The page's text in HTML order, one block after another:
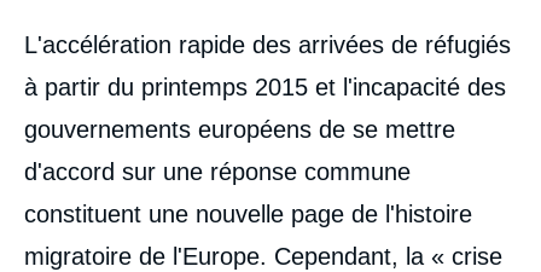
Corps
analyses
L'accélération rapide des arrivées de réfugiés
à partir du printemps 2015 et l'incapacité des
gouvernements européens de se mettre
d'accord sur une réponse commune
constituent une nouvelle page de l'histoire
migratoire de l'Europe. Cependant, la « crise